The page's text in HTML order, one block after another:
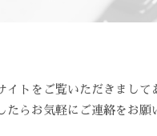
トをご覧いただきまして
たらお気軽にご連絡をお願